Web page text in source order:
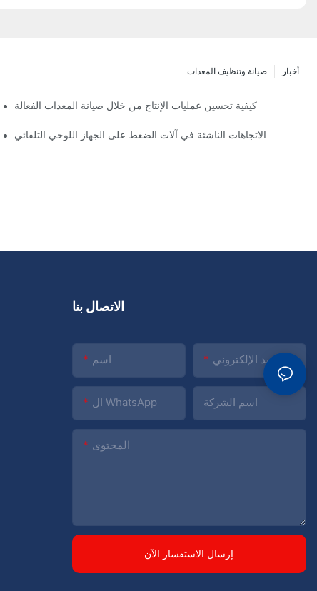
أخبار صيانة وتنظيف المعدات
كيفية تحسين عمليات الإنتاج من خلال صيانة المعدات الفعالة
الاتجاهات الناشئة في آلات الضغط على الجهاز اللوحي التلقائي
الاتصال بنا
اسم البريد الإلكتروني
ال WhatsApp اسم الشركة
المحتوى
إرسال الاستفسار الآن